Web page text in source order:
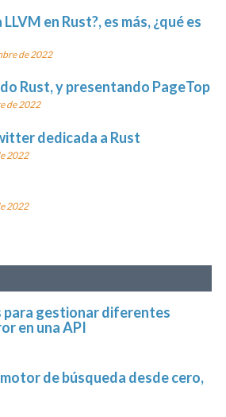
en Rust?, es más, ¿qué es
de 2022
Rust, y presentando PageTop
de 2022
dedicada a Rust
2022
2022
para gestionar diferentes
en una API
de búsqueda desde cero,